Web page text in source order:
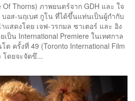
Thorns) ภาพยนตร์จาก GDH และ ใจ
อส-นฤเบศ กูโน ที่ได้ขึ้นแท่นเป็นผู้กำกับ
สดงโดย เจฟ-วรกมล ซาเตอร์ และ อิง
ป็น International Premiere ในเทศกาล
ครั้งที่ 49 (Toronto International Film
โดยจะจัดขึ...